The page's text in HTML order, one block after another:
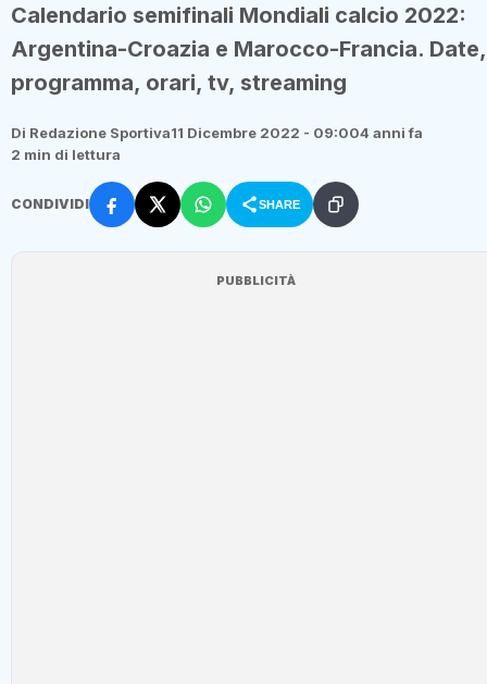
Calendario semifinali Mondiali calcio 2022:
Argentina-Croazia e Marocco-Francia. Date,
programma, orari, tv, streaming
Di Redazione Sportiva11 Dicembre 2022 - 09:004 anni fa
2 min di lettura
CONDIVIDI SHARE
PUBBLICITÀ